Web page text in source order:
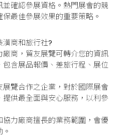
確認參展資格。熱門展會的競
最佳參展效果的重要策略。
商和旅行社?
商，貿友展覽可轉介您的資訊
含展品報價、差旅行程、展位
覽合作之企業，對於國際展會
供最全面與安心服務，以利參
力廠商擅長的業務範圍，會優